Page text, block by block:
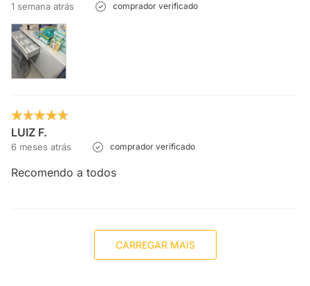
1 semana atrás comprador verificado
LUIZ F.
6 meses atrás comprador verificado
Recomendo a todos
CARREGAR MAIS